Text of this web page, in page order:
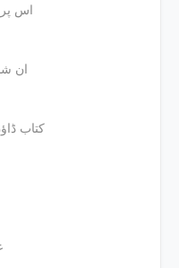
اس
ان
کتاب